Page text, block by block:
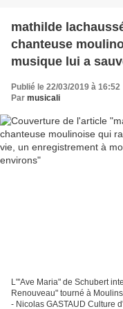
mathilde
chanteuse
musique lui a
environs
Publié le 22/03/2019 à 16:52
Par musicali
L"'Ave Maria" de Schubert
Renouveau" tourné à
- Nicolas GASTAUD Culture